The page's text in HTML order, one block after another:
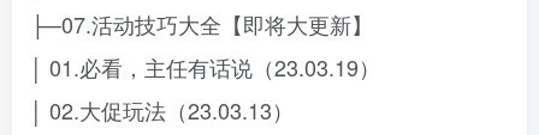
├─07.活动技巧大全【即将大更新】
│ 01.必看，主任有话说（23.03.19）
│ 02.大促玩法（23.03.13）